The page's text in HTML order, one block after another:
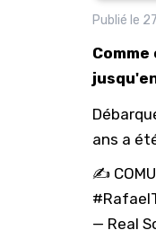
Publié le
ans a
✍
— Real